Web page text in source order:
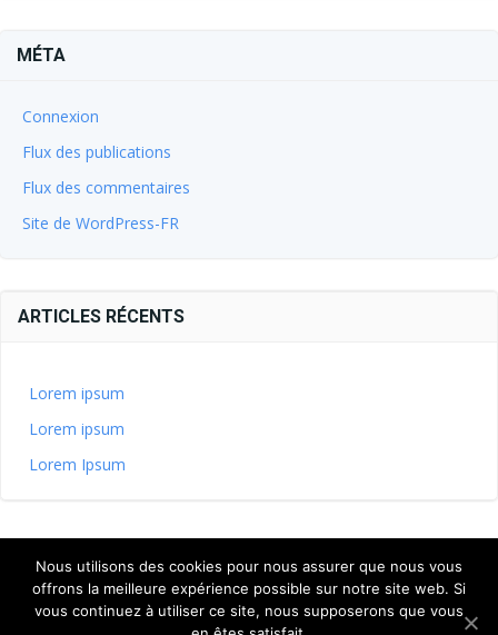
MÉTA
Connexion
Flux des publications
Flux des commentaires
Site de WordPress-FR
ARTICLES RÉCENTS
Lorem ipsum
Lorem ipsum
Lorem Ipsum
Nous utilisons des cookies pour nous assurer que nous vous
offrons la meilleure expérience possible sur notre site web. Si
vous continuez à utiliser ce site, nous supposerons que vous